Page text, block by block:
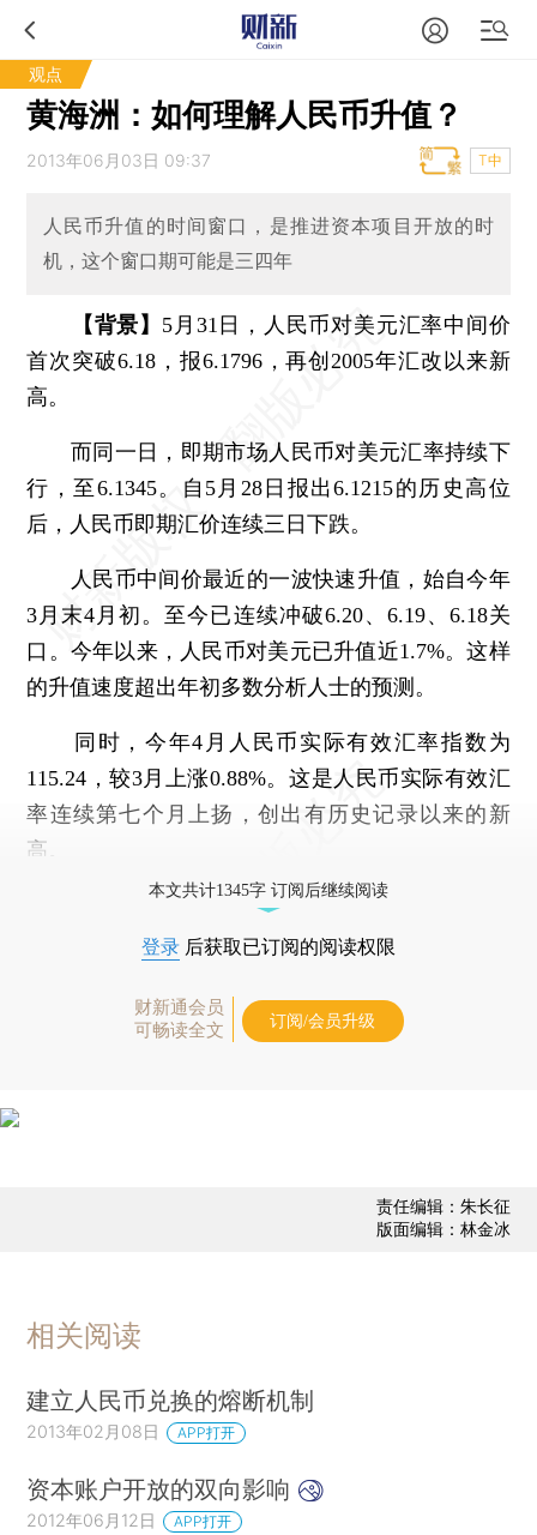
观点
黄海洲：如何理解人民币升值？
2013年06月03日 09:37 T中
人民币升值的时间窗口，是推进资本项目开放的时
机，这个窗口期可能是三四年
【背景】 5月31日，人民币对美元汇率中间价
首次突破6.18，报6.1796，再创2005年汇改以来新
高。
而同一日，即期市场人民币对美元汇率持续下
行，至6.1345。自5月28日报出6.1215的历史高位
后，人民币即期汇价连续三日下跌。
人民币中间价最近的一波快速升值，始自今年
3月末4月初。至今已连续冲破6.20、6.19、6.18关
口。今年以来，人民币对美元已升值近1.7%。这样
的升值速度超出年初多数分析人士的预测。
同时，今年4月人民币实际有效汇率指数为
115.24，较3月上涨0.88%。这是人民币实际有效汇
率连续第七个月上扬，创出有历史记录以来的新
高。
本文共计1345字 订阅后继续阅读
登录 后获取已订阅的阅读权限
财新通会员
可畅读全文
订阅/会员升级
责任编辑：朱长征
版面编辑：林金冰
相关阅读
建立人民币兑换的熔断机制
2013年02月08日 APP打开
资本账户开放的双向影响
2012年06月12日 APP打开